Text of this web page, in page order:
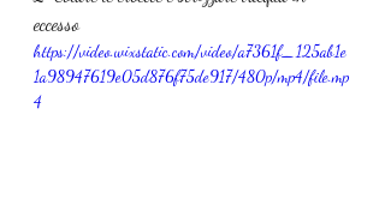
eccesso
https://video.wixstatic.com/video/a7361f_125ab1e
1a98947619e05d876f75de917/480p/mp4/file.mp
4